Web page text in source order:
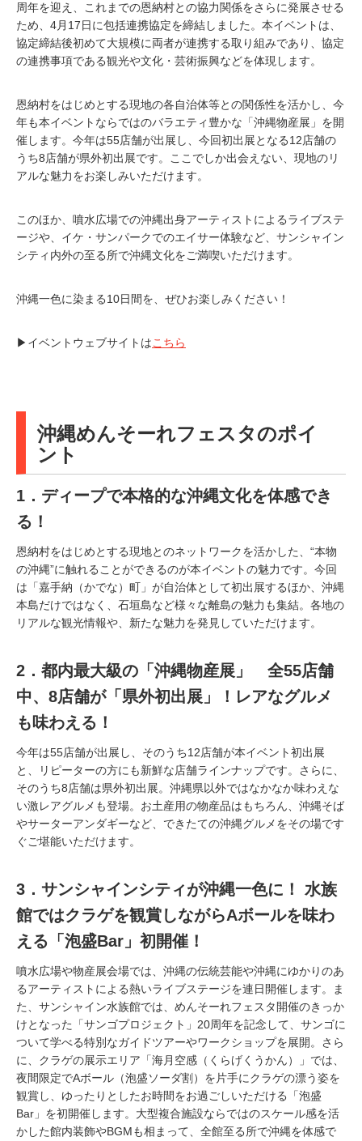
周年を迎え、これまでの恩納村との協力関係をさらに発展させる
ため、4月17日に包括連携協定を締結しました。本イベントは、
協定締結後初めて大規模に両者が連携する取り組みであり、協定
の連携事項である観光や文化・芸術振興などを体現します。
恩納村をはじめとする現地の各自治体等との関係性を活かし、今
年も本イベントならではのバラエティ豊かな「沖縄物産展」を開
催します。今年は55店舗が出展し、今回初出展となる12店舗の
うち8店舗が県外初出展です。ここでしか出会えない、現地のリ
アルな魅力をお楽しみいただけます。
このほか、噴水広場での沖縄出身アーティストによるライブステ
ージや、イケ・サンパークでのエイサー体験など、サンシャイン
シティ内外の至る所で沖縄文化をご満喫いただけます。
沖縄一色に染まる10日間を、ぜひお楽しみください！
▶イベントウェブサイトはこちら
沖縄めんそーれフェスタのポイ
ント
1．ディープで本格的な沖縄文化を体感でき
る！
恩納村をはじめとする現地とのネットワークを活かした、“本物
の沖縄”に触れることができるのが本イベントの魅力です。今回
は「嘉手納（かでな）町」が自治体として初出展するほか、沖縄
本島だけではなく、石垣島など様々な離島の魅力も集結。各地の
リアルな観光情報や、新たな魅力を発見していただけます。
2．都内最大級の「沖縄物産展」 全55店舗
中、8店舗が「県外初出展」！レアなグルメ
も味わえる！
今年は55店舗が出展し、そのうち12店舗が本イベント初出展
と、リピーターの方にも新鮮な店舗ラインナップです。さらに、
そのうち8店舗は県外初出展。沖縄県以外ではなかなか味わえな
い激レアグルメも登場。お土産用の物産品はもちろん、沖縄そば
やサーターアンダギーなど、できたての沖縄グルメをその場です
ぐご堪能いただけます。
3．サンシャインシティが沖縄一色に！ 水族
館ではクラゲを観賞しながらAボールを味わ
える「泡盛Bar」初開催！
噴水広場や物産展会場では、沖縄の伝統芸能や沖縄にゆかりのあ
るアーティストによる熱いライブステージを連日開催します。ま
た、サンシャイン水族館では、めんそーれフェスタ開催のきっか
けとなった「サンゴプロジェクト」20周年を記念して、サンゴに
ついて学べる特別なガイドツアーやワークショップを展開。さら
に、クラゲの展示エリア「海月空感（くらげくうかん）」では、
夜間限定でAボール（泡盛ソーダ割）を片手にクラゲの漂う姿を
観賞し、ゆったりとしたお時間をお過ごしいただける「泡盛
Bar」を初開催します。大型複合施設ならではのスケール感を活
かした館内装飾やBGMも相まって、全館至る所で沖縄を体感で